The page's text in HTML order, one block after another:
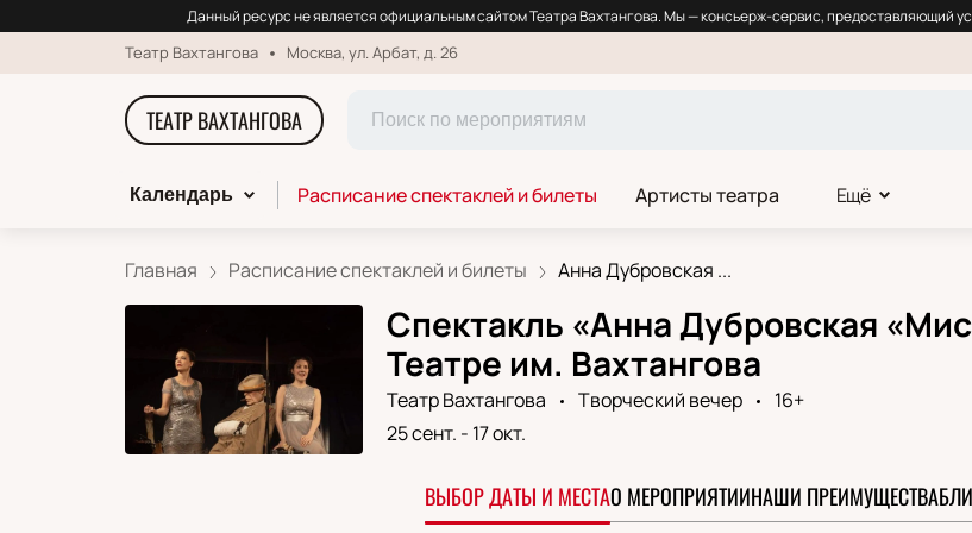
Данный ресурс не является официальным сайтом Театра Вахтангова. Мы — консьерж-сервис, предоставляющий
Театр Вахтангова Москва, ул. Арбат, д. 26
ТЕАТР ВАХТАНГОВА
Календарь Расписание спектаклей и билеты Артисты театра Ещё
Главная Расписание спектаклей и билеты Анна Дубровская ...
Спектакль «Анна Дубровская
Театре им. Вахтангова
Театр Вахтангова Творческий вечер
16+
25 сент. - 17 окт.
ВЫБОР ДАТЫ И МЕСТАО МЕРОПРИЯТИИНАШИ ПРЕИМУЩЕСТВА